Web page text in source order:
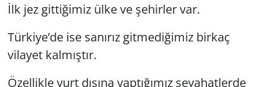
İlk jez gittiğimiz ülke ve şehirler var.
Türkiye’de ise sanırız gitmediğimiz birkaç
vilayet kalmıştır.
Özellikle yurt dışına yaptığımız seyahatlerde